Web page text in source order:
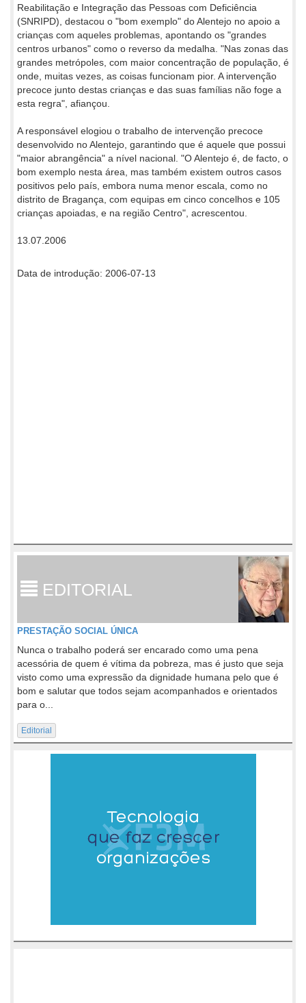
Reabilitação e Integração das Pessoas com Deficiência
(SNRIPD), destacou o "bom exemplo" do Alentejo no apoio a
crianças com aqueles problemas, apontando os "grandes
centros urbanos" como o reverso da medalha. "Nas zonas das
grandes metrópoles, com maior concentração de população, é
onde, muitas vezes, as coisas funcionam pior. A intervenção
precoce junto destas crianças e das suas famílias não foge a
esta regra", afiançou.
A responsável elogiou o trabalho de intervenção precoce
desenvolvido no Alentejo, garantindo que é aquele que possui
"maior abrangência" a nível nacional. "O Alentejo é, de facto, o
bom exemplo nesta área, mas também existem outros casos
positivos pelo país, embora numa menor escala, como no
distrito de Bragança, com equipas em cinco concelhos e 105
crianças apoiadas, e na região Centro", acrescentou.
13.07.2006
Data de introdução: 2006-07-13
EDITORIAL
PRESTAÇÃO SOCIAL ÚNICA
Nunca o trabalho poderá ser encarado como uma pena
acessória de quem é vítima da pobreza, mas é justo que seja
visto como uma expressão da dignidade humana pelo que é
bom e salutar que todos sejam acompanhados e orientados
para o...
Editorial